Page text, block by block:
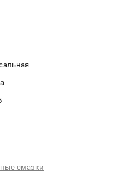
смазки